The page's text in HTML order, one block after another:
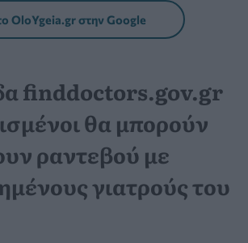
OloYgeia.gr στην Google
finddoctors.gov.gr
θα μπορούν
ραντεβού με
γιατρούς του